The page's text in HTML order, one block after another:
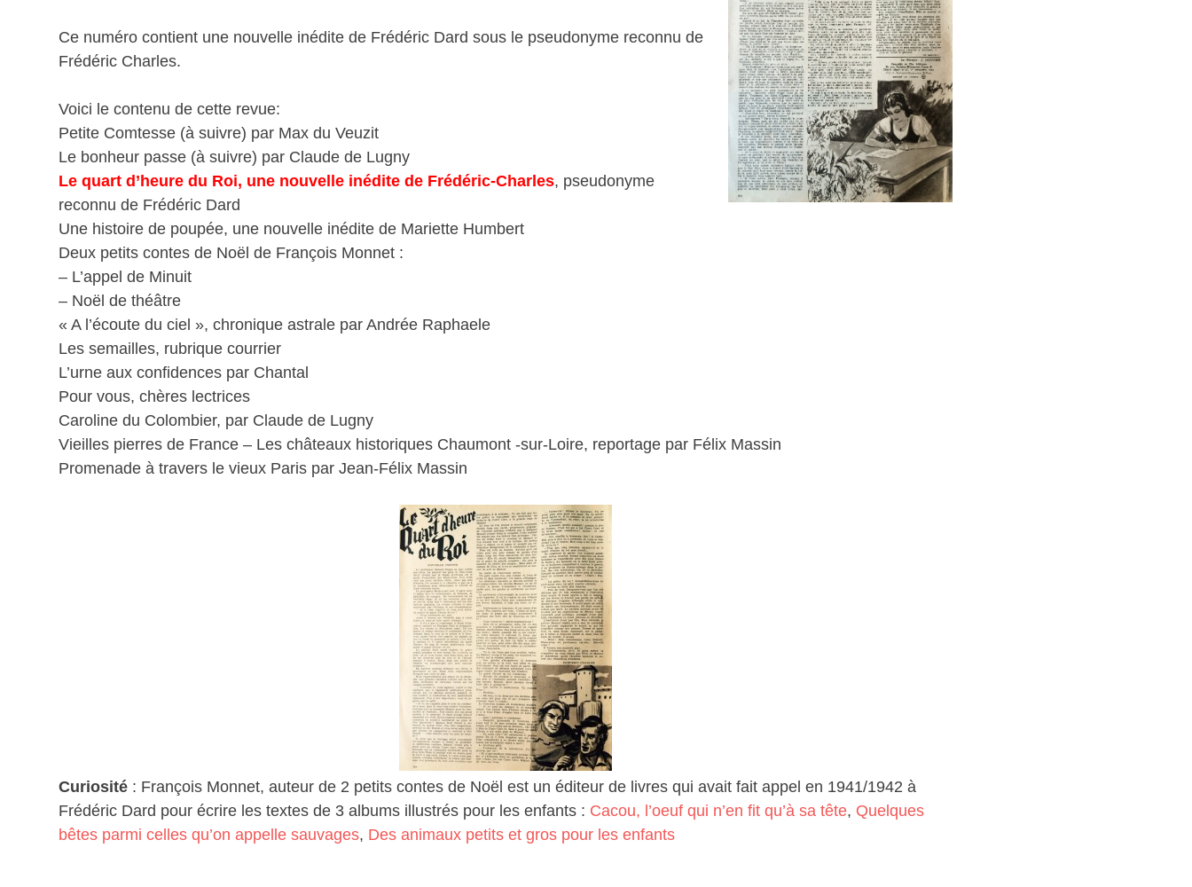
Ce numéro contient une nouvelle inédite de Frédéric Dard sous le pseudonyme reconnu de
Frédéric Charles.
Voici le contenu de cette revue:
Petite Comtesse (à suivre) par Max du Veuzit
Le bonheur passe (à suivre) par Claude de Lugny
Le quart d’heure du Roi, une nouvelle inédite de Frédéric-Charles, pseudonyme
reconnu de Frédéric Dard
Une histoire de poupée, une nouvelle inédite de Mariette Humbert
Deux petits contes de Noël de François Monnet :
– L’appel de Minuit
– Noël de théâtre
« A l’écoute du ciel », chronique astrale par Andrée Raphaele
Les semailles, rubrique courrier
L’urne aux confidences par Chantal
Pour vous, chères lectrices
Caroline du Colombier, par Claude de Lugny
Vieilles pierres de France – Les châteaux historiques Chaumont -sur-Loire, reportage par Félix Massin
Promenade à travers le vieux Paris par Jean-Félix Massin
Curiosité : François Monnet, auteur de 2 petits contes de Noël est un éditeur de livres qui avait fait appel en 1941/1942 à
Frédéric Dard pour écrire les textes de 3 albums illustrés pour les enfants : Cacou, l’oeuf qui n’en fit qu’à sa tête, Quelques
bêtes parmi celles qu’on appelle sauvages, Des animaux petits et gros pour les enfants